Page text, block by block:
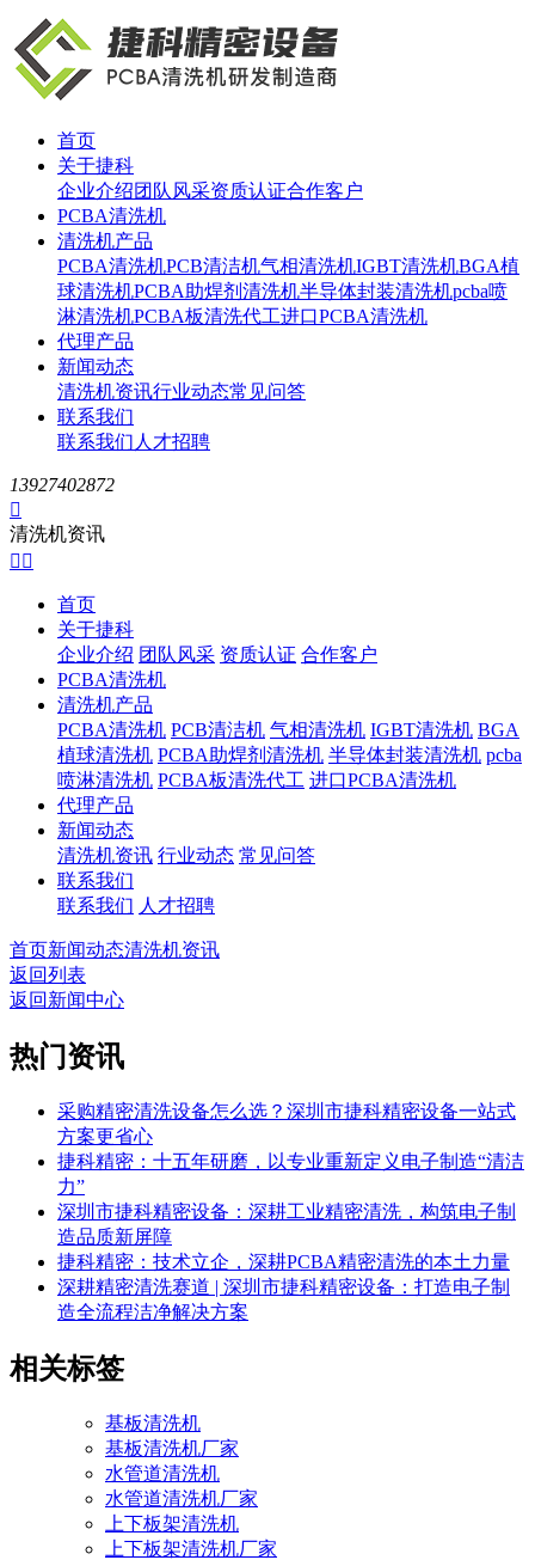
首页
关于捷科
企业介绍团队风采资质认证合作客户
PCBA清洗机
清洗机产品
PCBA清洗机PCB清洁机气相清洗机IGBT清洗机BGA植
球清洗机PCBA助焊剂清洗机半导体封装清洗机pcba喷
淋清洗机PCBA板清洗代工进口PCBA清洗机
代理产品
新闻动态
清洗机资讯行业动态常见问答
联系我们
联系我们 人才招聘
13927402872

清洗机资讯
 
首页
关于捷科
企业介绍 团队风采 资质认证 合作客户
PCBA清洗机
清洗机产品
PCBA清洗机 PCB清洁机 气相清洗机 IGBT清洗机 BGA
植球清洗机 PCBA助焊剂清洗机 半导体封装清洗机 pcba
喷淋清洗机 PCBA板清洗代工 进口PCBA清洗机
代理产品
新闻动态
清洗机资讯 行业动态 常见问答
联系我们
联系我们 人才招聘
首页新闻动态清洗机资讯
返回列表
返回新闻中心
热门资讯
采购精密清洗设备怎么选？深圳市捷科精密设备一站式
方案更省心
捷科精密：十五年研磨，以专业重新定义电子制造“清洁
力”
深圳市捷科精密设备：深耕工业精密清洗，构筑电子制
造品质新屏障
捷科精密：技术立企，深耕PCBA精密清洗的本土力量
深耕精密清洗赛道 | 深圳市捷科精密设备：打造电子制
造全流程洁净解决方案
相关标签
基板清洗机
基板清洗机厂家
水管道清洗机
水管道清洗机厂家
上下板架清洗机
上下板架清洗机厂家